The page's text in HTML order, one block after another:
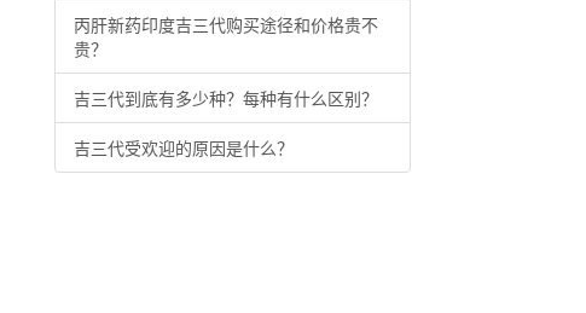
丙肝新药印度吉三代购买途径和价格贵不
贵？
吉三代到底有多少种？每种有什么区别？
吉三代受欢迎的原因是什么？